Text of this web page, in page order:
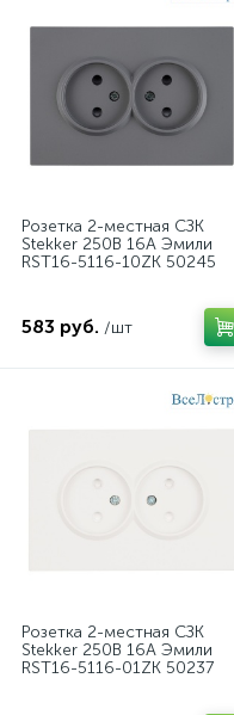
Розетка 2-местная СЗК
Stekker 250В 16А Эмили
RST16-5116-10ZK 50245
583 руб. /шт
Розетка 2-местная СЗК
Stekker 250В 16А Эмили
RST16-5116-01ZK 50237